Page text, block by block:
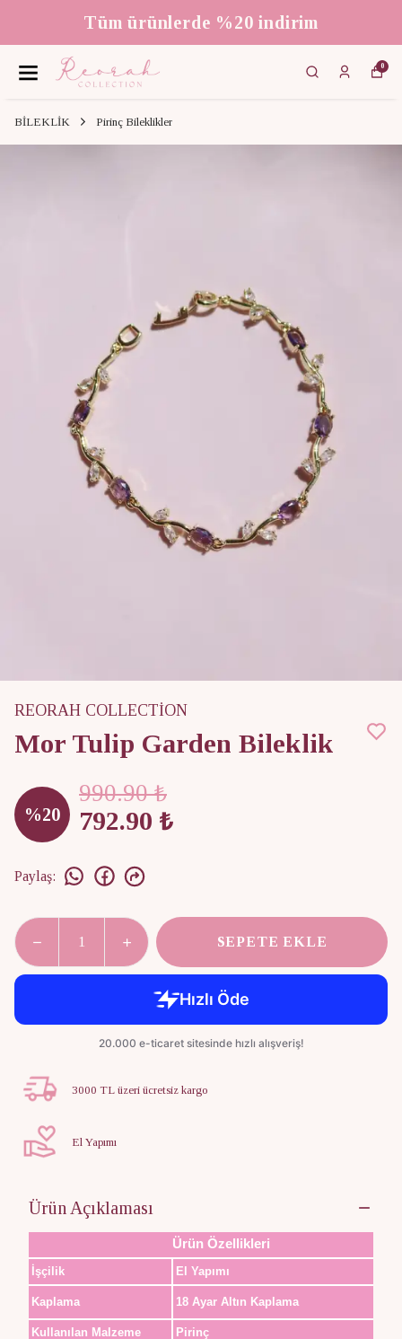
Tüm ürünlerde %20 indirim
0
BİLEKLİK Pirinç Bileklikler
REORAH COLLECTİON
Mor Tulip Garden Bileklik
%20
990.90 ₺
792.90 ₺
Paylaş:
SEPETE EKLE
3000 TL üzeri ücretsiz kargo
El Yapımı
Ürün Açıklaması
Ürün Özellikleri
İşçilik El Yapımı
Kaplama 18 Ayar Altın Kaplama
Kullanılan Malzeme
Pirinç